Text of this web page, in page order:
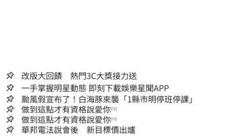
改版大回饋 熱門3C大獎接力送
一手掌握明星動態 即刻下載娛樂星聞APP
颱風假宣布了！白海豚來襲「1縣市明停班停課」
做到這點才有資格說愛你PR
做到這點才有資格說愛你PR
華邦電法說會後 新目標價出爐